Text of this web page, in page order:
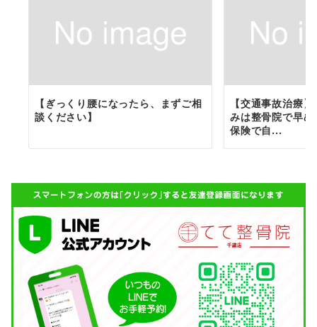
【ぎっくり腰になったら、まずご相
談ください】
【交通事故治療
みは整骨院で早
保険で自...